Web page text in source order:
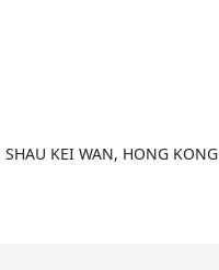
KEI WAN, HONG KONG